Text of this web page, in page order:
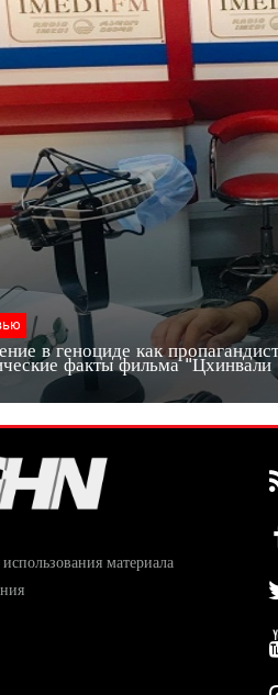
в геноциде как
факты фильма
материала